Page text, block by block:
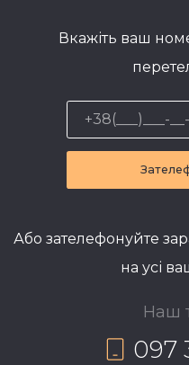
Вкажіть ваш
Або зателефонуйте
на усі
Наш
097